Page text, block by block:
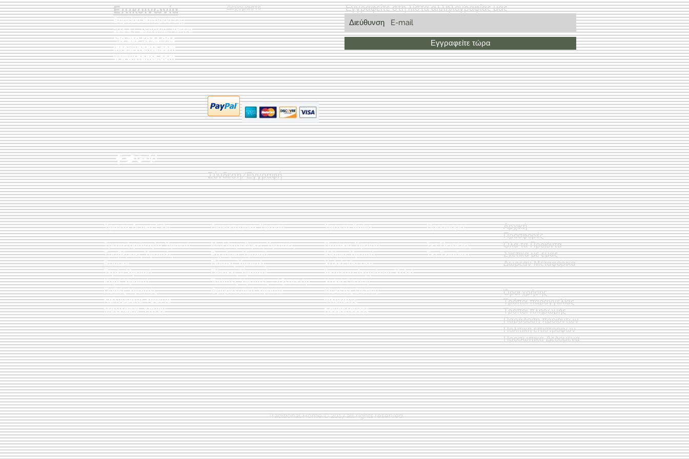
Επικοινωνία
Βορείου Ηπείρου 149
104 43Σεπόλια,Αθήνα
+30 210 50.14.994
info@yfanta.com
www.yfanta.com
Δεχόμαστε Εγγραφείτε στη λίστα αλληλογραφίας μας
Εγγραφείτε τώρα
Σύνδεση/Εγγραφή
Όροι χρήσης
Τρόποι παραγγελίας
Τρόποι πληρωμής
Παράδοση προϊόντων
Πολιτική επιστροφών
Προσωπικά Δεδομένα
Διακοσμητικά Υφαντά
Μαξιλαροθήκες Υφαντές
Ριχτάρια Υφαντά
Πάντες Υφαντές
Πίνακες Υφαντοί
Τσάντες Υφαντές - Αξεσουάρ
Θρησκευτικά Υφαντά
Υφαντά Λευκά Είδη
Τραπεζομάντηλα Υφαντά
Τραβέρσες Υφαντές
Runner
Σεμέν Υφαντά
Καρέ Υφαντά
Ποδιές Υφαντές
Καλύμματα Υφαντά
Μαξιλάρια Ύπνου
Προσφορές
Σετ Πετσέτες
Σετ Σεντόνια
Αρχική
Προσφορές
Όλα τα Προϊόντα
Σχετικά με εμάς
Δωρεάν Μεταφορικά
Υφαντά Χαλιά
Πατάκια Υφαντά
Κιλίμια Υφαντά
Χαλιά Viscose
Άκαυστα Δερμάτινα Χαλιά
Χαλιά Disney
Μοκέτες Disney
Φλοκάτες
Κουρελούδες
Traditional Home © 2017 all rights reserved